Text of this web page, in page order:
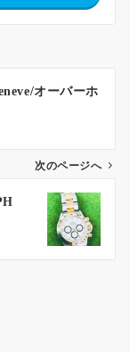
オーバーホ
次のページへ